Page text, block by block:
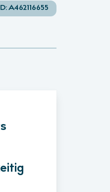
A462116655